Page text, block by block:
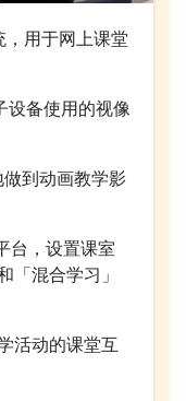
，用于网上课堂
设备使用的视像
做到动画教学影
台，设置课室
「混合学习」
活动的课堂互